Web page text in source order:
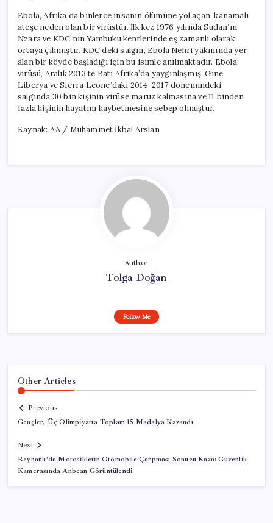
Ebola, Afrika’da binlerce insanın ölümüne yol açan, kanamalı
ateşe neden olan bir virüstür. İlk kez 1976 yılında Sudan’ın
Nzara ve KDC’nin Yambuku kentlerinde eş zamanlı olarak
ortaya çıkmıştır. KDC’deki salgın, Ebola Nehri yakınında yer
alan bir köyde başladığı için bu isimle anılmaktadır. Ebola
virüsü, Aralık 2013’te Batı Afrika’da yaygınlaşmış, Gine,
Liberya ve Sierra Leone’daki 2014-2017 dönemindeki
salgında 30 bin kişinin virüse maruz kalmasına ve 11 binden
fazla kişinin hayatını kaybetmesine sebep olmuştur.
Kaynak: AA / Muhammet İkbal Arslan
Author
Tolga Doğan
Follow Me
Other Articles
Previous
Gençler, Üç Olimpiyatta Toplam 15 Madalya Kazandı
Next
Reyhanlı’da Motosikletin Otomobile Çarpması Sonucu Kaza: Güvenlik
Kamerasında Anbean Görüntülendi